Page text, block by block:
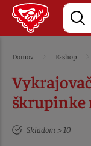
Domov E-shop
škrupinke
Skladom > 10